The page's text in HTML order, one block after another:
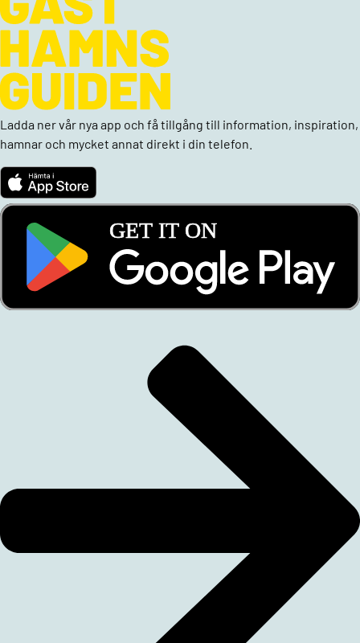
Ladda ner vår nya app och få tillgång till information, inspiration,
hamnar och mycket annat direkt i din telefon.